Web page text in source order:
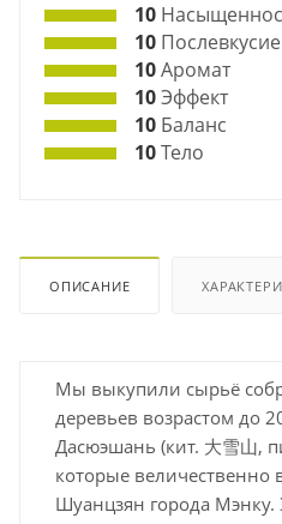
10
10 Послевкусие
10Аромат
10Эффект
10 Баланс
10Тело
ОПИСАНИЕ
Мы выкупили сырьё
деревьев возрастом до
Дасюэшань (кит. 大雪山,
которые величественно
Шуанцзян города